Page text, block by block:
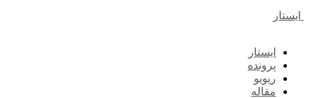
ایستار
ایستار
پرونده
ریویو
مقاله